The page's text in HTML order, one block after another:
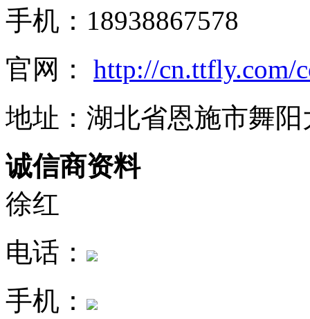
手机：18938867578
官网： http://cn.ttfly.com/
地址：湖北省恩施市舞阳
诚信商资料
徐红
电话：
手机：